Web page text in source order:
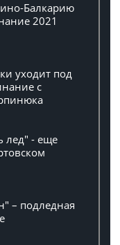
Балкарию
2021
уходит под
с
лед" - еще
– подледная